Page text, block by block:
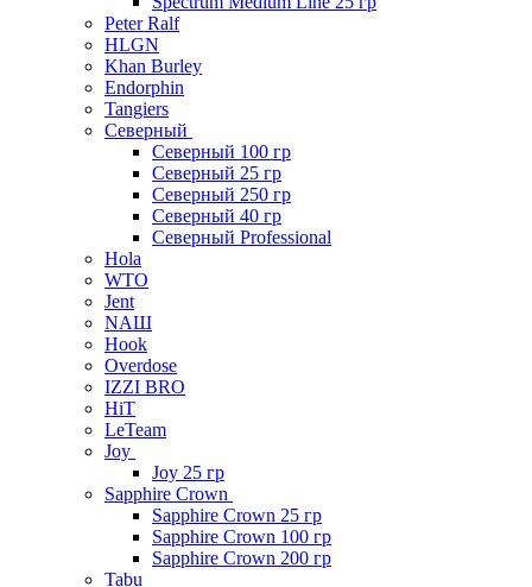
Peter Ralf
HLGN
Khan Burley
Endorphin
Tangiers
Северный
Северный 100 гр
Северный 25 гр
Северный 250 гр
Северный 40 гр
Северный Professional
Hola
WTO
Jent
NAШ
Hook
Overdose
IZZI BRO
HiT
LeTeam
Joy
Joy 25 гр
Sapphire Crown
Sapphire Crown 25 гр
Sapphire Crown 100 гр
Sapphire Crown 200 гр
Tabu